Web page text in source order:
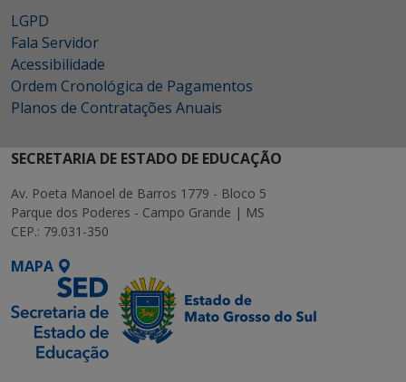
LGPD
Fala Servidor
Acessibilidade
Ordem Cronológica de Pagamentos
Planos de Contratações Anuais
SECRETARIA DE ESTADO DE EDUCAÇÃO
Av. Poeta Manoel de Barros 1779 - Bloco 5
Parque dos Poderes - Campo Grande | MS
CEP.: 79.031-350
MAPA